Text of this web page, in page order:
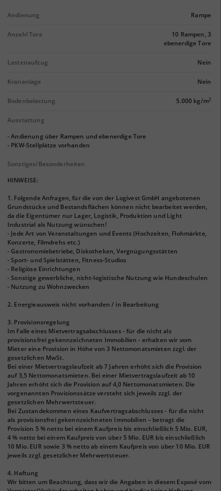
Andienung Rampe
Anzahl Tore
10 Rampen, 3
ebenerdige Tore
Lastenaufzug Nein
Krananlage Nein
Bodenbelastung 5.000 kg/m2
Ausstattung
- Andienung über Rampen und ebenerdige Tore
- PKW-Stellplätze vorhanden
Sonstiges/Besonderheiten
HINWEISE:
1. Folgende Anfragen, für die von der Logivest GmbH angebotenen
Grundstücke und Bestandsflächen können nicht bearbeitet werden,
da die Eigentümer nur Lager, Logistik, Produktion und Light
Industrial als Nutzung wünschen!
- Jede Art von Veranstaltungen und Events (Hochzeiten, Flohmärkte,
Konzerte, Filmdrehs etc.)
- Gastronomiebetriebe, Diskotheken, Vergnügungsstätten
- Sport- und Spielstätten, Fitness-Studios
- Religiöse Einrichtungen
- Sonstige gewerbliche, nicht-logistische Nutzung wie Hundeschulen
- Nutzung zu Wohnzwecken
2. Energieausweis nicht vorhanden / in Bearbeitung
3. Provisionsregelung
Im Falle eines Mietvertragsabschlusses - für die nicht als
provisionsfrei gekennzeichneten Immobilien - erhalten wir vom
Mieter eine Provision in Höhe von 3 Nettomonatsmieten zzgl. der
gesetzlichen MwSt.
Bei einer Mietvertragslaufzeit ab 7 Jahren erhöht sich die Provision
auf 3,5 Nettomonatsmieten. Bei einer Mietvertragslaufzeit ab 10
Jahren erhöht sich die Provision auf 4,0 Nettomonatsmieten. Die
vorgenannten Provisionssätze versteht sich jeweils zzgl. der
gesetzlichen Mehrwertsteuer.
Bei Zustandekommen eines Kaufvertragsabschlusses - für die nicht
als provisionsfrei gekennzeichneten Immobilien – betragt die
Provision 5 % netto bei einem Kaufpreis bis einschließlich 5 Mio. EUR,
4 % netto bei einem Kaufpreis von über 5 Mio. EUR bis einschließlich
10 Mio. EUR sowie 3 % netto ab einem Kaufpreis von über 10 Mio. EUR
jeweils zzgl. gesetzlicher Mehrwertsteuer.
4. Haftung
Wir bitten um Beachtung, dass wir die Angaben in diesem Exposé vom